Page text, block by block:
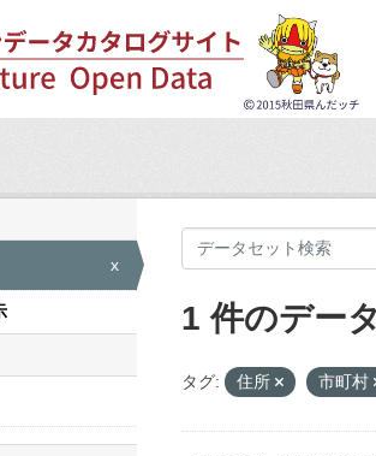
x
1 件のデー
タグ: 住所 市町村